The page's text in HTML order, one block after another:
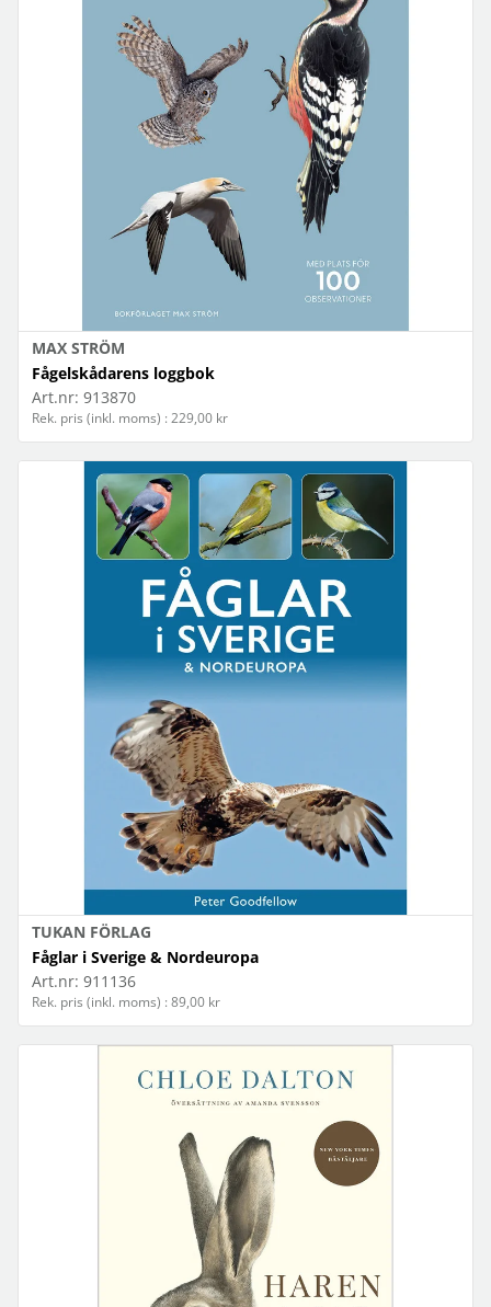
MAX STRÖM
Fågelskådarens loggbok
Art.nr: 913870
Rek. pris (inkl. moms) : 229,00 kr
TUKAN FÖRLAG
Fåglar i Sverige & Nordeuropa
Art.nr: 911136
Rek. pris (inkl. moms) : 89,00 kr